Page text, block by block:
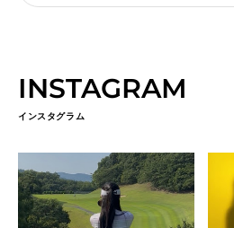
INSTAGRAM
インスタグラム